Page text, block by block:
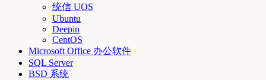
统信 UOS
Ubuntu
Deepin
CentOS
Microsoft Office 办公软件
SQL Server
BSD 系统